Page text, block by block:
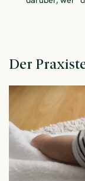
Der